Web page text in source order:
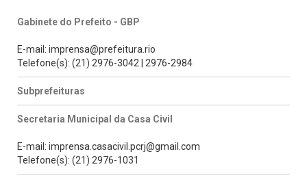
Gabinete do Prefeito - GBP
E-mail: imprensa@prefeitura.rio
Telefone(s): (21) 2976-3042 | 2976-2984
Subprefeituras
Secretaria Municipal da Casa Civil
E-mail: imprensa.casacivil.pcrj@gmail.com
Telefone(s): (21) 2976-1031